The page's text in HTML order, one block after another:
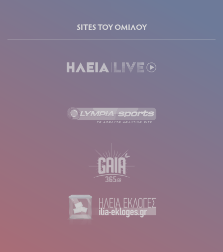
SITES ΤΟΥ ΟΜΙΛΟΥ